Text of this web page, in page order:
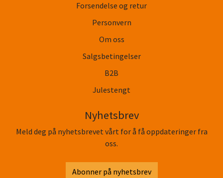
Forsendelse og retur
Personvern
Om oss
Salgsbetingelser
B2B
Julestengt
Nyhetsbrev
Meld deg på nyhetsbrevet vårt for å få oppdateringer fra
oss.
Abonner på nyhetsbrev